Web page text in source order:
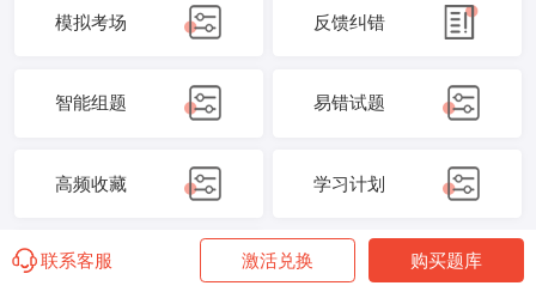
模拟考场 反馈纠错
智能组题 易错试题
高频收藏 学习计划
学管服务
联系客服 激活兑换 购买题库